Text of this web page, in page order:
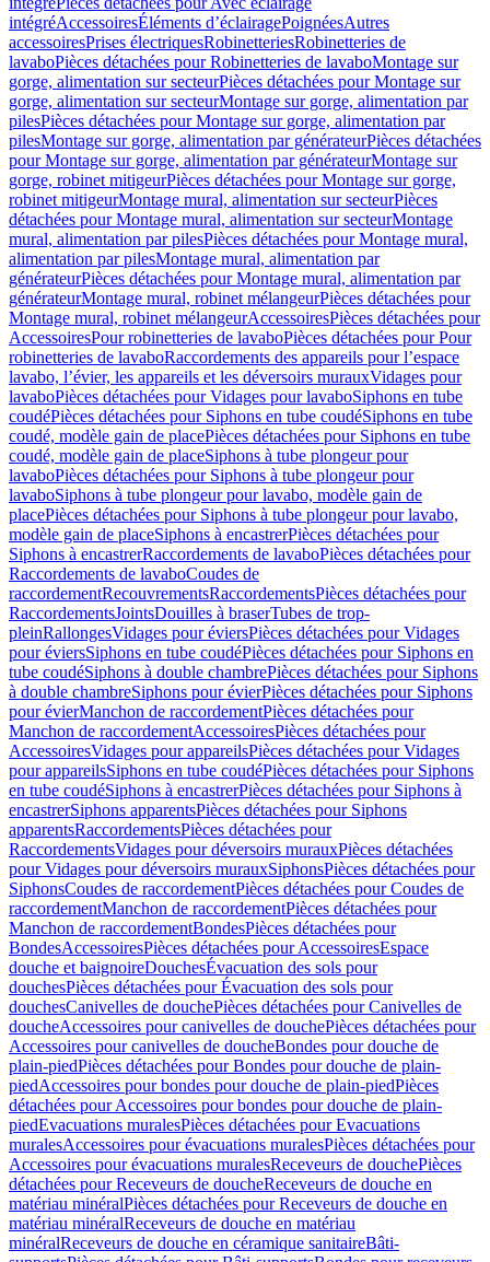
intégréAccessoiresÉléments d’éclairagePoignéesAutres
accessoiresPrises électriquesRobinetteriesRobinetteries de
lavaboPièces détachées pour Robinetteries de lavaboMontage sur
gorge, alimentation sur secteurPièces détachées pour Montage sur
gorge, alimentation sur secteurMontage sur gorge, alimentation par
pilesPièces détachées pour Montage sur gorge, alimentation par
pilesMontage sur gorge, alimentation par générateurPièces détachées
pour Montage sur gorge, alimentation par générateurMontage sur
gorge, robinet mitigeurPièces détachées pour Montage sur gorge,
robinet mitigeurMontage mural, alimentation sur secteurPièces
détachées pour Montage mural, alimentation sur secteurMontage
mural, alimentation par pilesPièces détachées pour Montage mural,
alimentation par pilesMontage mural, alimentation par
générateurPièces détachées pour Montage mural, alimentation par
générateurMontage mural, robinet mélangeurPièces détachées pour
Montage mural, robinet mélangeurAccessoiresPièces détachées pour
AccessoiresPour robinetteries de lavaboPièces détachées pour Pour
robinetteries de lavaboRaccordements des appareils pour l’espace
lavabo, l’évier, les appareils et les déversoirs murauxVidages pour
lavaboPièces détachées pour Vidages pour lavaboSiphons en tube
coudéPièces détachées pour Siphons en tube coudéSiphons en tube
coudé, modèle gain de placePièces détachées pour Siphons en tube
coudé, modèle gain de placeSiphons à tube plongeur pour
lavaboPièces détachées pour Siphons à tube plongeur pour
lavaboSiphons à tube plongeur pour lavabo, modèle gain de
placePièces détachées pour Siphons à tube plongeur pour lavabo,
modèle gain de placeSiphons à encastrerPièces détachées pour
Siphons à encastrerRaccordements de lavaboPièces détachées pour
Raccordements de lavaboCoudes de
raccordementRecouvrementsRaccordementsPièces détachées pour
RaccordementsJointsDouilles à braserTubes de trop-
pleinRallongesVidages pour éviersPièces détachées pour Vidages
pour éviersSiphons en tube coudéPièces détachées pour Siphons en
tube coudéSiphons à double chambrePièces détachées pour Siphons
à double chambreSiphons pour évierPièces détachées pour Siphons
pour évierManchon de raccordementPièces détachées pour
Manchon de raccordementAccessoiresPièces détachées pour
AccessoiresVidages pour appareilsPièces détachées pour Vidages
pour appareilsSiphons en tube coudéPièces détachées pour Siphons
en tube coudéSiphons à encastrerPièces détachées pour Siphons à
encastrerSiphons apparentsPièces détachées pour Siphons
apparentsRaccordementsPièces détachées pour
RaccordementsVidages pour déversoirs murauxPièces détachées
pour Vidages pour déversoirs murauxSiphonsPièces détachées pour
SiphonsCoudes de raccordementPièces détachées pour Coudes de
raccordementManchon de raccordementPièces détachées pour
Manchon de raccordementBondesPièces détachées pour
BondesAccessoiresPièces détachées pour AccessoiresEspace
douche et baignoireDouchesÉvacuation des sols pour
douchesPièces détachées pour Évacuation des sols pour
douchesCanivelles de douchePièces détachées pour Canivelles de
doucheAccessoires pour canivelles de douchePièces détachées pour
Accessoires pour canivelles de doucheBondes pour douche de
plain-piedPièces détachées pour Bondes pour douche de plain-
piedAccessoires pour bondes pour douche de plain-piedPièces
détachées pour Accessoires pour bondes pour douche de plain-
piedEvacuations muralesPièces détachées pour Evacuations
muralesAccessoires pour évacuations muralesPièces détachées pour
Accessoires pour évacuations muralesReceveurs de douchePièces
détachées pour Receveurs de doucheReceveurs de douche en
matériau minéralPièces détachées pour Receveurs de douche en
matériau minéralReceveurs de douche en matériau
minéralReceveurs de douche en céramique sanitaireBâti-